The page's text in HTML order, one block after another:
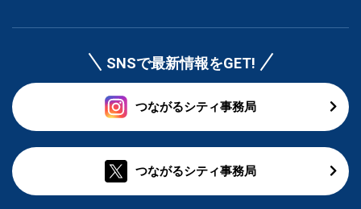
SNSで最新情報をGET!
つながるシティ事務局
つながるシティ事務局